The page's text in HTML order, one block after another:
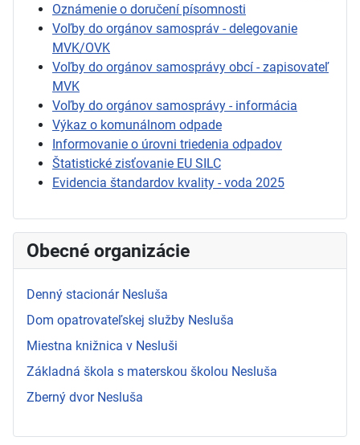
Oznámenie o doručení písomnosti
Voľby do orgánov samospráv - delegovanie
MVK/OVK
Voľby do orgánov samosprávy obcí - zapisovateľ
MVK
Voľby do orgánov samosprávy - informácia
Výkaz o komunálnom odpade
Informovanie o úrovni triedenia odpadov
Štatistické zisťovanie EU SILC
Evidencia štandardov kvality - voda 2025
Obecné organizácie
Denný stacionár Nesluša
Dom opatrovateľskej služby Nesluša
Miestna knižnica v Nesluši
Základná škola s materskou školou Nesluša
Zberný dvor Nesluša